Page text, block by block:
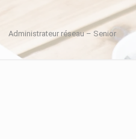
Administrateur réseau – Senior